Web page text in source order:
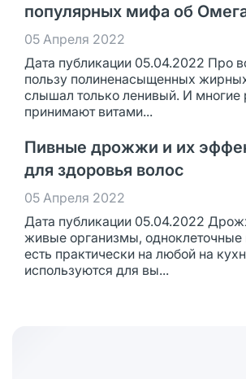
популярных мифа об
05 Апреля 2022
Дата публикации 05.04.2022 Про
пользу полиненасыщенных
слышал только ленивый. И многие
принимают витами...
Пивные дрожжи и их
для здоровья волос
05 Апреля 2022
Дата публикации 05.04.2022
живые организмы, одноклеточные
есть практически на любой на
используются для вы...